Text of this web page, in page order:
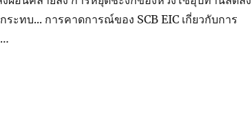
ะทบ... การคาดการณ์ของ SCB EIC เกี่ยวกับการ